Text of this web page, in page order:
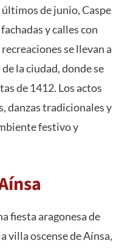
de junio, Caspe
y calles con
se llevan a
la ciudad, donde se
de 1412. Los actos
danzas tradicionales y
festivo y
fiesta aragonesa de
villa oscense de Aínsa,